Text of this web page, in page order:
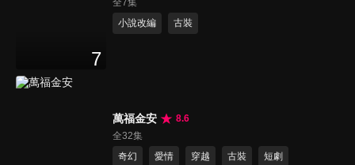
7
全7集
小說改編
古裝
萬福金安
8.6
全32集
奇幻
愛情 穿越 古裝 短劇